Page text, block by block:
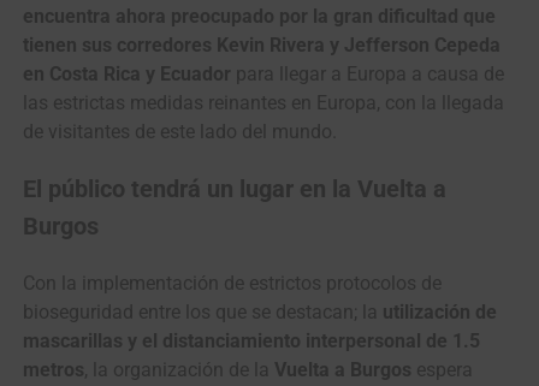
encuentra ahora preocupado por la gran dificultad que
tienen sus corredores Kevin Rivera y Jefferson Cepeda
en Costa Rica y Ecuador para llegar a Europa a causa de
las estrictas medidas reinantes en Europa, con la llegada
de visitantes de este lado del mundo.
El público tendrá un lugar en la Vuelta a
Burgos
Con la implementación de estrictos protocolos de
bioseguridad entre los que se destacan; la utilización de
mascarillas y el distanciamiento interpersonal de 1.5
metros, la organización de la Vuelta a Burgos espera